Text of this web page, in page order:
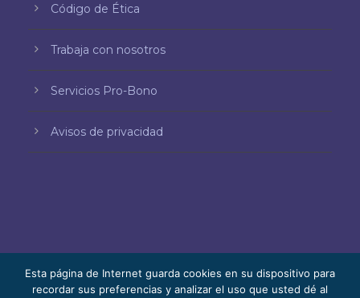
Código de Ética
Trabaja con nosotros
Servicios Pro-Bono
Avisos de privacidad
Esta página de Internet guarda cookies en su dispositivo para
recordar sus preferencias y analizar el uso que usted dé al